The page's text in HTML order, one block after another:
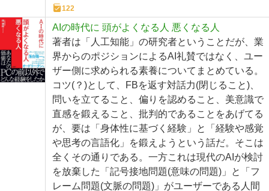
122
AIの時代に 頭がよくなる人 悪くなる人
著者は「人工知能」の研究者ということだが、業
界からのポジションによるAI礼賛ではなく、ユー
ザー側に求められる素養についてまとめている。
コツ(？)として、FBを返す対話力(閉じること)、
問いを立てること、偏りを認めること、美意識で
直感を鍛えること、批判的であることをあげてる
が、要は「身体性に基づく経験」と「経験や感覚
や思考の言語化」を鍛えようという話だ。そこは
全くその通りである。一方これは現代のAIが検討
を放棄した「記号接地問題(意味の問題)」と「フ
レーム問題(文脈の問題)」がユーザーである人間